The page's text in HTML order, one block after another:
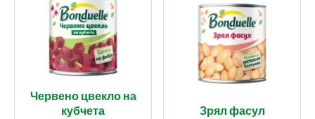
Червено цвекло на
кубчета
Зрял фасул